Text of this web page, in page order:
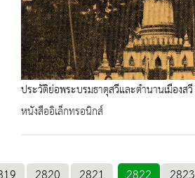
ประวัติย่อพระบรมธาตุสวีและตำนานเมืองสวี
หนังสืออิเล็กทรอนิกส์